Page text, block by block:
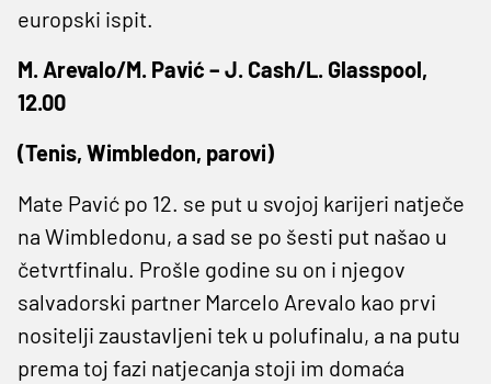
europski ispit.
M. Arevalo/M. Pavić – J. Cash/L. Glasspool,
12.00
(Tenis, Wimbledon, parovi)
Mate Pavić po 12. se put u svojoj karijeri natječe
na Wimbledonu, a sad se po šesti put našao u
četvrtfinalu. Prošle godine su on i njegov
salvadorski partner Marcelo Arevalo kao prvi
nositelji zaustavljeni tek u polufinalu, a na putu
prema toj fazi natjecanja stoji im domaća